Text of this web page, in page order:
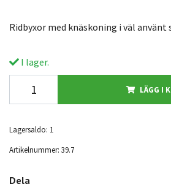
Ridbyxor med knäskoning i väl använt
I lager.
LÄGG I
Lagersaldo: 1
Artikelnummer: 39.7
Dela